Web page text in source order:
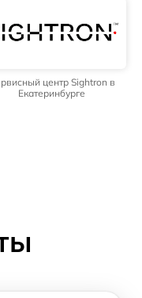
центр Sightron в
Екатеринбурге